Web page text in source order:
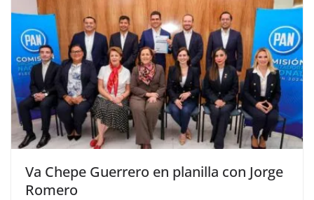
Va Chepe Guerrero en planilla con Jorge
Romero